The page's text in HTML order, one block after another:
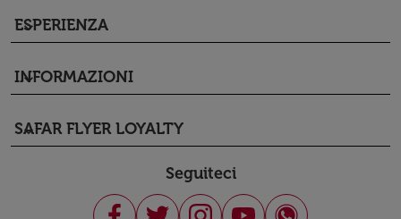
ESPERIENZA
keyboard_arrow_down
INFORMAZIONI
keyboard_arrow_down
SAFAR FLYER LOYALTY
keyboard_arrow_down
Seguiteci